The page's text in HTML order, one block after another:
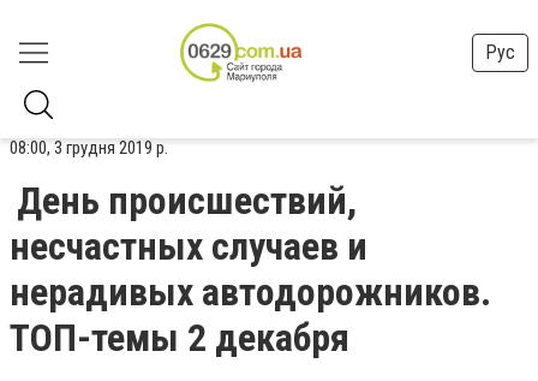
Рус
08:00, 3 грудня 2019 р.
День происшествий,
несчастных случаев и
нерадивых автодорожников.
ТОП-темы 2 декабря